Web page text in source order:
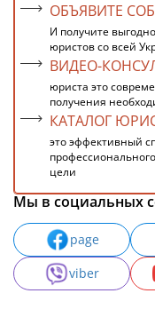
ОБЪЯВИТЕ
И получите
юристов со всей
ВИДЕО-
юриста это
получения
КАТАЛОГ
это эффективный
цели
Мы в социальных
page
viber